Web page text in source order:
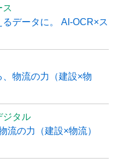
ス
データに。 AI-OCR×ス
、物流の力（建設×物
ジタル
流の力（建設×物流）